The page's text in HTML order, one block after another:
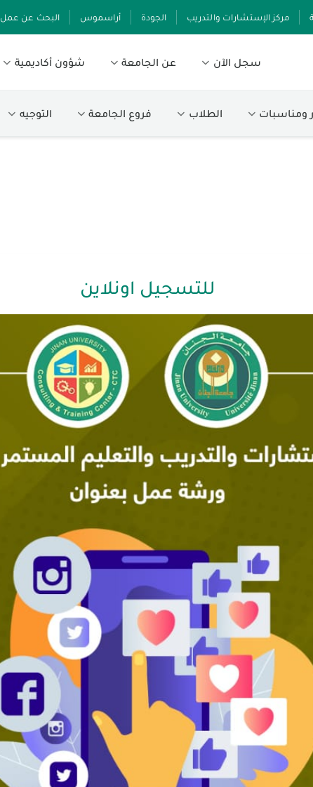
مركز الإستشارات والتدريب الجودة أراسموس البحث عن عمل
سجل الآن عن الجامعة شؤون أكاديمية
ومناسبات الطلاب فروع الجامعة التوجيه
للتسجيل اونلاين